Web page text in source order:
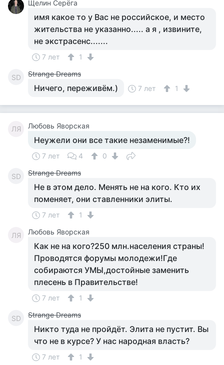
Щелин Серёга
имя какое то у Вас не российское, и место
жительства не указанно..... а я , извините,
не экстрасенс.......
7 лет 1
SD Strange Dreams
Ничего, переживём.) 7 лет 1
ЛЯ Любовь Яворская
Неужели они все такие незаменимые?!
7 лет 4 0
SD Strange Dreams
Не в этом дело. Менять не на кого. Кто их
поменяет, они ставленники элиты.
7 лет 1
ЛЯ Любовь Яворская
Как не на кого?250 млн.населения страны!
Проводятся форумы молодежи!Где
собираются УМЫ,достойные заменить
плесень в Правительстве!
7 лет 1
SD Strange Dreams
Никто туда не пройдёт. Элита не пустит. Вы
что не в курсе? У нас народная власть?
7 лет 1